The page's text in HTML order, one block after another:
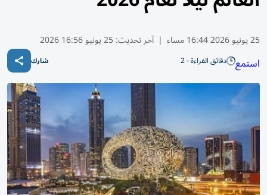
25 يونيو 2026 16:44 مساء | آخر تحديث:25 يونيو 16:56 2026
استمع دقائق القراءة - 2 شارك